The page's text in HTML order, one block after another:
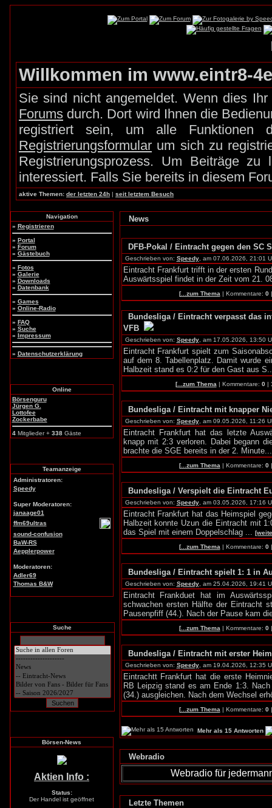
Willkommen im www.eintr8-
Sie sind nicht angemeldet. Wenn dies
Forums durch. Dort wird Ihnen die
registriert sein, um alle Funktionen
Registrierungsformular um sich zu
Registrierungsprozess. Um Beiträge
interessiert. Falls Sie bereits in diesem
aktive Themen: der letzten 24h | seit letztem Besuch
Navigation
» Registrieren
» Portal
» Forum
» Gästebuch
» Fotos
» Galerie
» Downloads
» Datenbank
» Games
» Online-Radio
» FAQ
» Suche
» Impressum
» Datenschutzerklärung
Online
Börsenguru
Jürgen G.
Lottofee
Zockerbabe
4Mitglieder + 338Gäste
Teamanzeige
Administratoren:
Speedy
Super Moderatoren:
janaage01
ffm69ultras
sound-confusion
BaW-RS
Aepplerpower
Moderatoren:
Adler69
Thomas B&W
Suche
Börsen-News
Aktien Info :
Status:
Der Handel ist geöffnet
News
DFB-Pokal / Eintracht gegen den SC
Geschrieben von: Speedy, am 07.06.2026, 21:01
Eintracht Frankfurt trifft in der ersten
Auswärtsspiel findet in der Zeit vom 21.
[...zum Thema | Kommentare: 0
Bundesliga / Eintracht verpasst das
VFB
Geschrieben von: Speedy, am 17.05.2026, 13:50
Eintracht Frankfurt spielt zum
auf dem 8. Tabellenplatz. Damit wurde
Halbzeit stand es 0:2 für den Gast aus
[...zum Thema | Kommentare: 0|
Bundesliga / Eintracht mit knapper
Geschrieben von: Speedy, am 09.05.2026, 11:26
Eintracht Frankfurt hat das letzte
knapp mit 2:3 verloren. Dabei begann
brachte die SGE bereits in der 2.
[...zum Thema | Kommentare: 0
Bundesliga / Verspielt die Eintracht
Geschrieben von: Speedy, am 03.05.2026, 17:16
Eintracht Frankfurt hat das Heimspiel
Halbzeit konnte Uzun die Eintracht mit
das Spiel mit einem Doppelschlag ...
[...zum Thema | Kommentare: 0
Bundesliga / Eintracht spielt 1: 1 in
Geschrieben von: Speedy, am 25.04.2026, 19:41
Eintracht Frankduet hat im
schwachen ersten Hälfte der Eintracht
Pausenpfiff (44.). Nach der Pause kam
[...zum Thema | Kommentare: 0
Bundesliga / Eintracht mit erster
Geschrieben von: Speedy, am 19.04.2026, 12:35
Eintrachtt Frankfurt hat die erste
RB Leipzig stand es am Ende 1:3.
(34.) ausgleichen. Nach dem Wechsel
[...zum Thema | Kommentare: 0
Mehr als 15 Antworten
Webradio
Webradio für
Letzte Themen